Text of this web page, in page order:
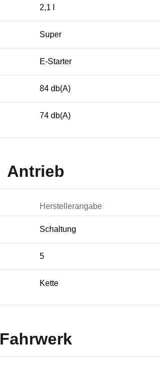
2,1 l
Super
E-Starter
84 db(A)
74 db(A)
Antrieb
Herstellerangabe
Schaltung
5
Kette
Fahrwerk